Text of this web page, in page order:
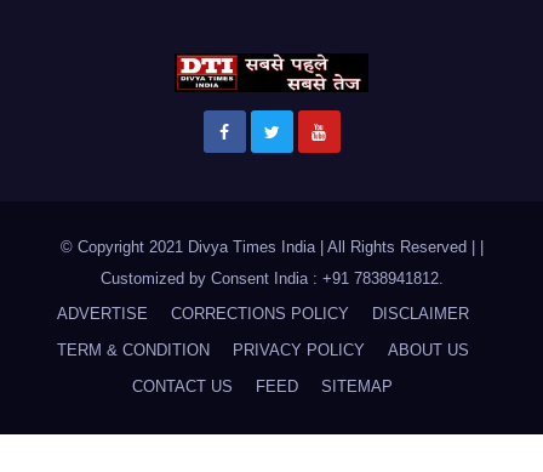
© Copyright 2021 Divya Times India | All Rights Reserved |
Customized by Consent India : +91 7838941812.
ADVERTISE
CORRECTIONS POLICY
DISCLAIMER
TERM & CONDITION
PRIVACY POLICY
ABOUT US
CONTACT US
FEED SITEMAP